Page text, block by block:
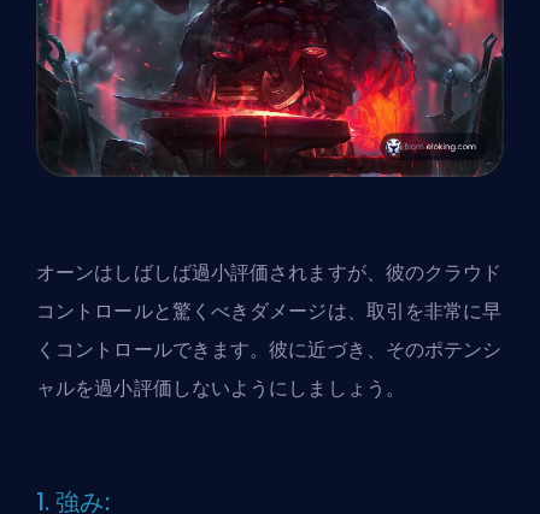
オーンはしばしば過小評価されますが、彼のクラウド
コントロールと驚くべきダメージは、取引を非常に早
くコントロールできます。彼に近づき、そのポテンシ
ャルを過小評価しないようにしましょう。
1. 強み: